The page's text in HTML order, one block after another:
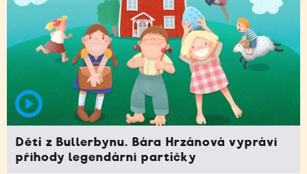
Děti z Bullerbynu. Bára Hrzánová vypráví
příhody legendární partičky